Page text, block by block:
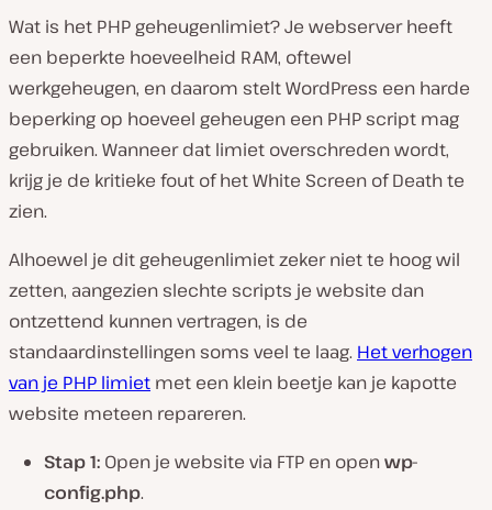
Wat is het PHP geheugenlimiet? Je webserver heeft
een beperkte hoeveelheid RAM, oftewel
werkgeheugen, en daarom stelt WordPress een harde
beperking op hoeveel geheugen een PHP script mag
gebruiken. Wanneer dat limiet overschreden wordt,
krijg je de kritieke fout of het White Screen of Death te
zien.
Alhoewel je dit geheugenlimiet zeker niet te hoog wil
zetten, aangezien slechte scripts je website dan
ontzettend kunnen vertragen, is de
standaardinstellingen soms veel te laag. Het verhogen
van je PHP limiet met een klein beetje kan je kapotte
website meteen repareren.
Stap 1: Open je website via FTP en openwp-
config.php.